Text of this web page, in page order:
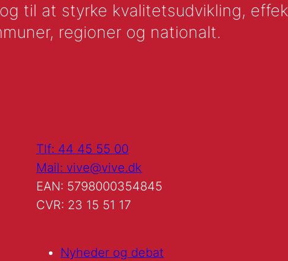
til at styrke kvalitetsudvikling,
regioner og nationalt.
Tlf: 44 45 55 00
Mail: vive@vive.dk
EAN: 5798000354845
CVR: 23 15 51 17
Nyheder og debat